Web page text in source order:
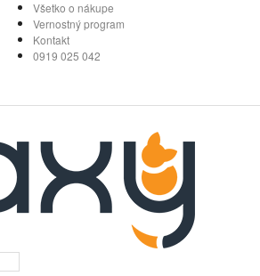
Všetko o nákupe
Vernostný program
Kontakt
0919 025 042